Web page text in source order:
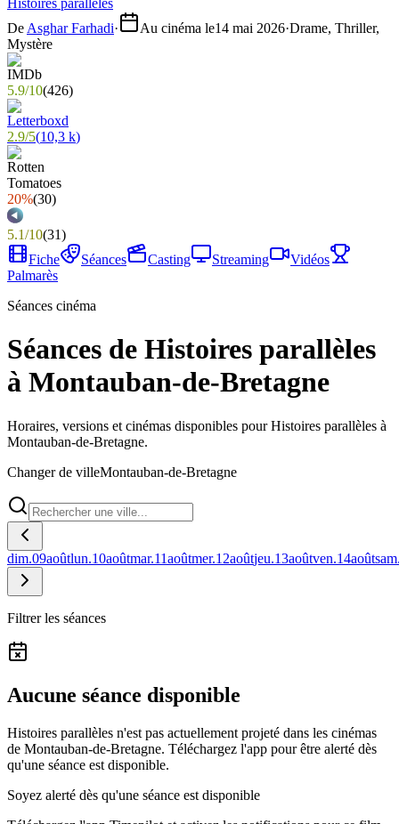
Histoires parallèles
De Asghar Farhadi· Au cinéma le14 mai 2026·Drame, Thriller,
Mystère
5.9/10(426)
2.9/5(10,3 k)
20%(30)
5.1/10(31)
Fiche
Séances Casting Streaming
Vidéos
Palmarès
Séances cinéma
Séances de Histoires parallèles
à Montauban-de-Bretagne
Horaires, versions et cinémas disponibles pour Histoires parallèles à
Montauban-de-Bretagne.
Changer de villeMontauban-de-Bretagne
dim.09aoûtlun.10aoûtmar.11aoûtmer.12aoûtjeu.13aoûtven.14août
Filtrer les séances
Aucune séance disponible
Histoires parallèles n'est pas actuellement projeté dans les cinémas
de Montauban-de-Bretagne. Téléchargez l'app pour être alerté dès
qu'une séance est disponible.
Soyez alerté dès qu'une séance est disponible